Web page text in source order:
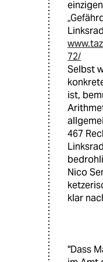
72/
Selbst
ist,
467
Nico
klar
"Dass